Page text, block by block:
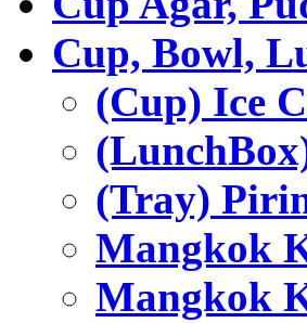
Cup, Bowl,
(Cup) Ice
(Tray)
Mangkok
Mangkok